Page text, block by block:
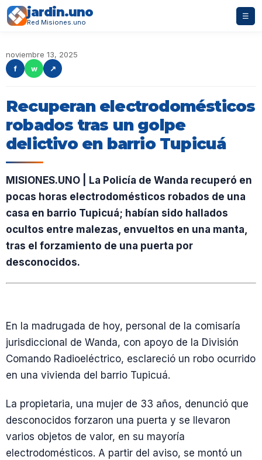
jardin.uno
Red Misiones.uno
☰
noviembre 13, 2025
f
w ↗
Recuperan electrodomésticos
robados tras un golpe
delictivo en barrio Tupicuá
MISIONES.UNO | La Policía de Wanda recuperó en
pocas horas electrodomésticos robados de una
casa en barrio Tupicuá; habían sido hallados
ocultos entre malezas, envueltos en una manta,
tras el forzamiento de una puerta por
desconocidos.
En la madrugada de hoy, personal de la comisaría
jurisdiccional de Wanda, con apoyo de la División
Comando Radioeléctrico, esclareció un robo ocurrido
en una vivienda del barrio Tupicuá.
La propietaria, una mujer de 33 años, denunció que
desconocidos forzaron una puerta y se llevaron
varios objetos de valor, en su mayoría
electrodomésticos. A partir del aviso, se montó un